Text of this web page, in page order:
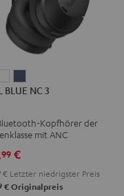
BLUE
3
White
BLUE
3
BLUE NC 3
Kopfhörer der
mit ANC
99 €
€ Letzter niedrigster Preis
€ Originalpreis